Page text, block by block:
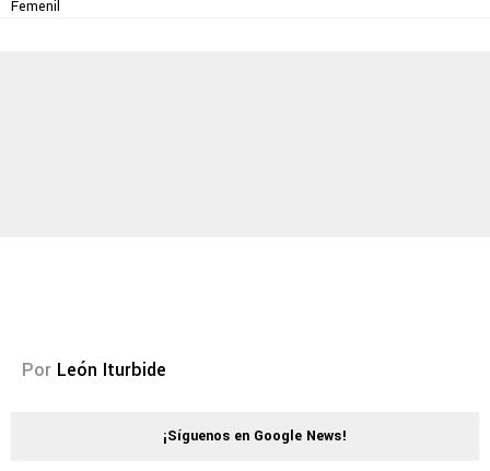
Femenil
Por León Iturbide
¡Síguenos en Google News!